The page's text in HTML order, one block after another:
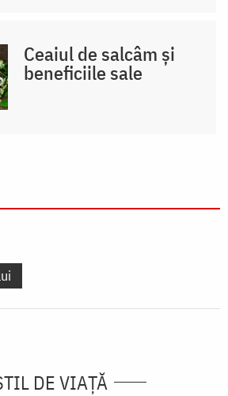
Ceaiul de salcâm și
beneficiile sale
DE VIAŢĂ